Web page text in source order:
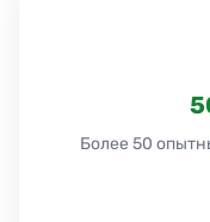
Более 50